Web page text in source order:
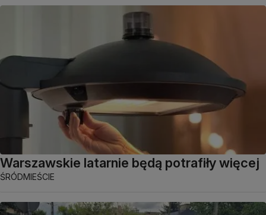
Warszawskie latarnie będą potrafiły więcej
ŚRÓDMIEŚCIE